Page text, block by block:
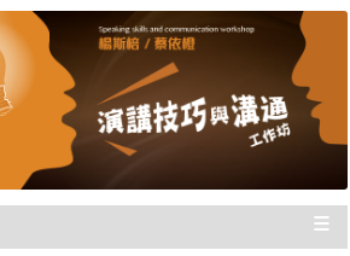
溝通工作坊 |
橙親自講授，理念型
的規劃重點，並有實
會，讓你在與群眾互
≡